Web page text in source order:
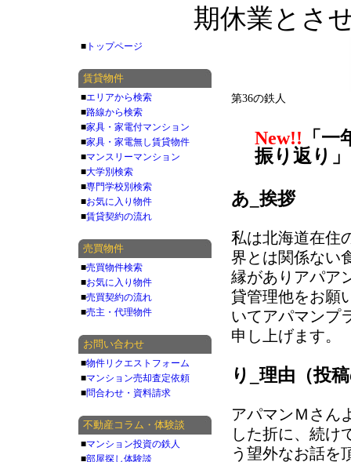
期休業とさ
第36の鉄人
New!! 「
振り返り」
あ_挨拶
私は北海道在住
界とは関係ない
縁がありアパア
貸管理他をお願
いてアパマンプ
申し上げます。
り_理由（投
アパマンＭさん
した折に、続け
う望外なお話を
■ トップページ
賃貸物件
■エリアから検索
■路線から検索
■家具・家電付マンション
■家具・家電無し賃貸物件
■マンスリーマンション
■大学別検索
■専門学校別検索
■お気に入り物件
■賃貸契約の流れ
売買物件
■売買物件検索
■お気に入り物件
■売買契約の流れ
■売主・代理物件
お問い合わせ
■物件リクエストフォーム
■マンション売却査定依頼
■問合わせ・資料請求
不動産コラム・体験談
■マンション投資の鉄人
■部屋探し体験談